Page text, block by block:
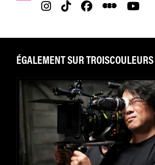
ÉGALEMENT SUR TROISCOULEURS